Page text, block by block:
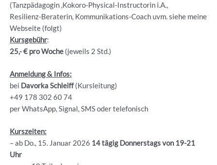
(Tanzpädagogin ,Kokoro-Physical-Instructorin i.A.,
Resilienz-Beraterin, Kommunikations-Coach uvm. siehe meine
Webseite (folgt)
Kursgebühr:
25,- € pro Woche (jeweils 2 Std.)
Anmeldung & Infos:
bei Davorka Schleiff(Kursleitung)
+49 178 302 60 74
per WhatsApp, Signal, SMS oder telefonisch
Kurszeiten:
– ab Do., 15. Januar 2026 14 tägig Donnerstags von 19-21
Uhr